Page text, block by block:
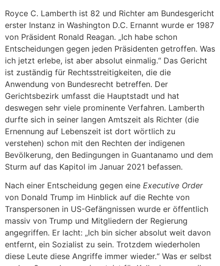
Royce C. Lamberth ist 82 und Richter am Bundesgericht
erster Instanz in Washington D.C. Ernannt wurde er 1987
von Präsident Ronald Reagan. „Ich habe schon
Entscheidungen gegen jeden Präsidenten getroffen. Was
ich jetzt erlebe, ist aber absolut einmalig.“ Das Gericht
ist zuständig für Rechtsstreitigkeiten, die die
Anwendung von Bundesrecht betreffen. Der
Gerichtsbezirk umfasst die Hauptstadt und hat
deswegen sehr viele prominente Verfahren. Lamberth
durfte sich in seiner langen Amtszeit als Richter (die
Ernennung auf Lebenszeit ist dort wörtlich zu
verstehen) schon mit den Rechten der indigenen
Bevölkerung, den Bedingungen in Guantanamo und dem
Sturm auf das Kapitol im Januar 2021 befassen.
Nach einer Entscheidung gegen eine Executive Order
von Donald Trump im Hinblick auf die Rechte von
Transpersonen in US-Gefängnissen wurde er öffentlich
massiv von Trump und Mitgliedern der Regierung
angegriffen. Er lacht: „Ich bin sicher absolut weit davon
entfernt, ein Sozialist zu sein. Trotzdem wiederholen
diese Leute diese Angriffe immer wieder.“ Was er selbst